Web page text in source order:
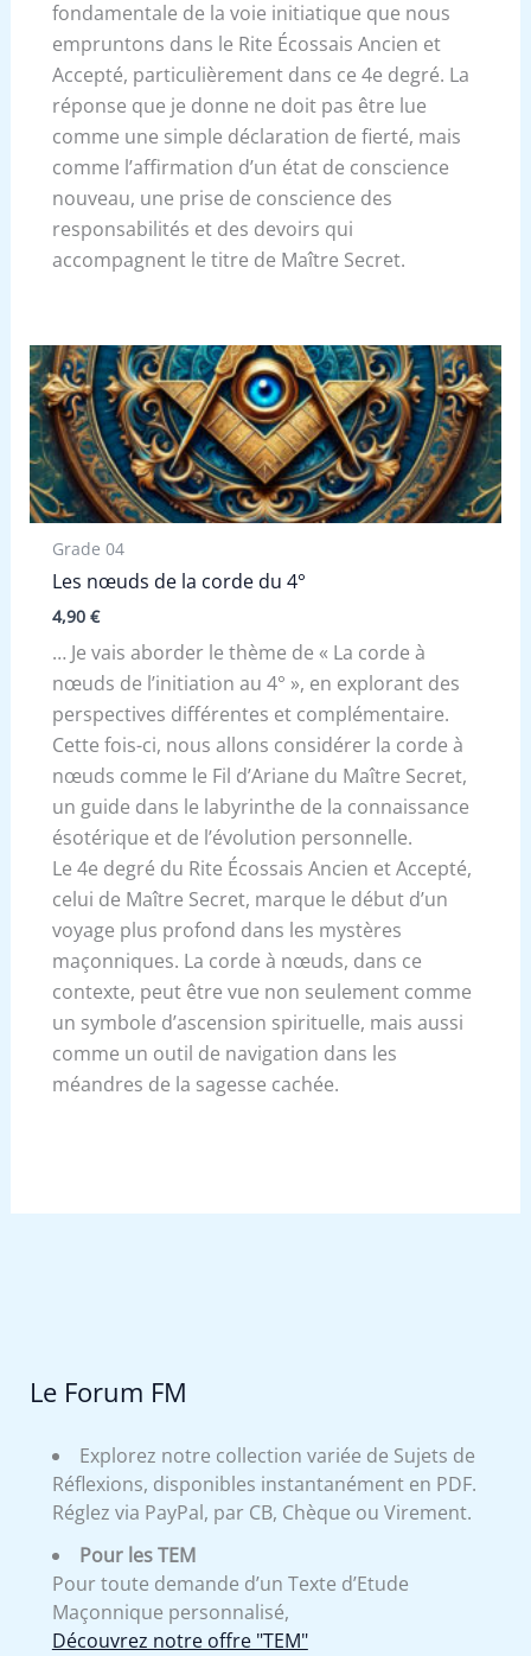
fondamentale de la voie initiatique que nous
empruntons dans le Rite Écossais Ancien et
Accepté, particulièrement dans ce 4e degré. La
réponse que je donne ne doit pas être lue
comme une simple déclaration de fierté, mais
comme l’affirmation d’un état de conscience
nouveau, une prise de conscience des
responsabilités et des devoirs qui
accompagnent le titre de Maître Secret.
Grade 04
Les nœuds de la corde du 4°
4,90 €
… Je vais aborder le thème de « La corde à
nœuds de l’initiation au 4° », en explorant des
perspectives différentes et complémentaire.
Cette fois-ci, nous allons considérer la corde à
nœuds comme le Fil d’Ariane du Maître Secret,
un guide dans le labyrinthe de la connaissance
ésotérique et de l’évolution personnelle.
Le 4e degré du Rite Écossais Ancien et Accepté,
celui de Maître Secret, marque le début d’un
voyage plus profond dans les mystères
maçonniques. La corde à nœuds, dans ce
contexte, peut être vue non seulement comme
un symbole d’ascension spirituelle, mais aussi
comme un outil de navigation dans les
méandres de la sagesse cachée.
Le Forum FM
Explorez notre collection variée de Sujets de
Réflexions, disponibles instantanément en PDF.
Réglez via PayPal, par CB, Chèque ou Virement.
Pour les TEM
Pour toute demande d’un Texte d’Etude
Maçonnique personnalisé,
Découvrez notre offre "TEM"